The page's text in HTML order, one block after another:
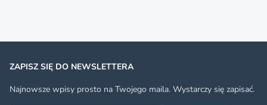
ZAPISZ SIĘ DO NEWSLETTERA
Najnowsze wpisy prosto na Twojego maila. Wystarczy się zapisać.